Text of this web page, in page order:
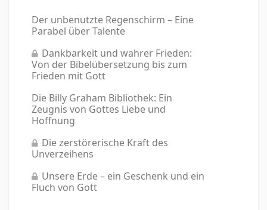
Der unbenutzte Regenschirm – Eine
Parabel über Talente
Dankbarkeit und wahrer Frieden:
Von der Bibelübersetzung bis zum
Frieden mit Gott
Die Billy Graham Bibliothek: Ein
Zeugnis von Gottes Liebe und
Hoffnung
Die zerstörerische Kraft des
Unverzeihens
Unsere Erde – ein Geschenk und ein
Fluch von Gott